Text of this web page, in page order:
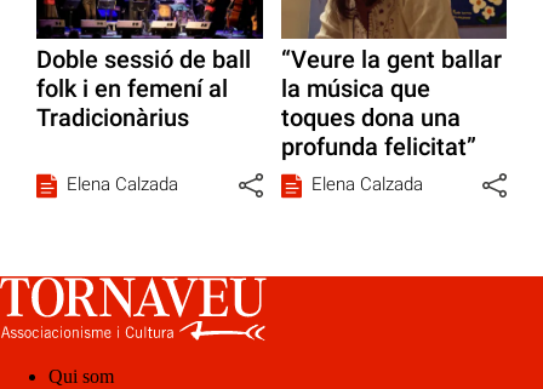
Doble sessió de ball
folk i en femení al
Tradicionàrius
Elena Calzada
“Veure la gent ballar
la música que
toques dona una
profunda felicitat”
Elena Calzada
Qui som